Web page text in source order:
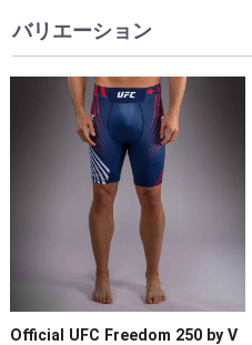
バリエーション
Official UFC Freedom 250 by V